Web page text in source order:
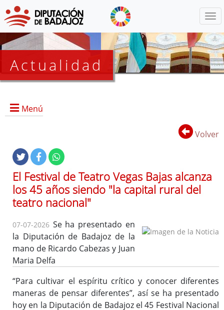
Actualidad
Menú
Noticias
Lista
de
distribución
Volver
El Festival de Teatro Vegas Bajas alcanza
los 45 años siendo "la capital rural del
teatro nacional"
07-07-2026 Se ha presentado en
la Diputación de Badajoz de la
mano de Ricardo Cabezas y Juan
Maria Delfa
“Para cultivar el espíritu crítico y conocer diferentes
maneras de pensar diferentes”, así se ha presentado
hoy en la Diputación de Badajoz el 45 Festival Nacional